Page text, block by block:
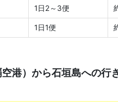
1日2～3便
1日1便
港）から石垣島への行